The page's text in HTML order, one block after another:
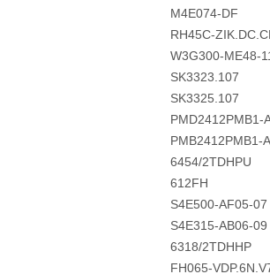
M4E074-DF
RH45C-
W3G300-ME48-
SK3323.107
SK3325.107
PMD2412PMB1-
PMB2412PMB1-A
6454/2TDHPU
612FH
S4E500-AF05-07
S4E315-AB06-09
6318/2TDHHP
FH065-